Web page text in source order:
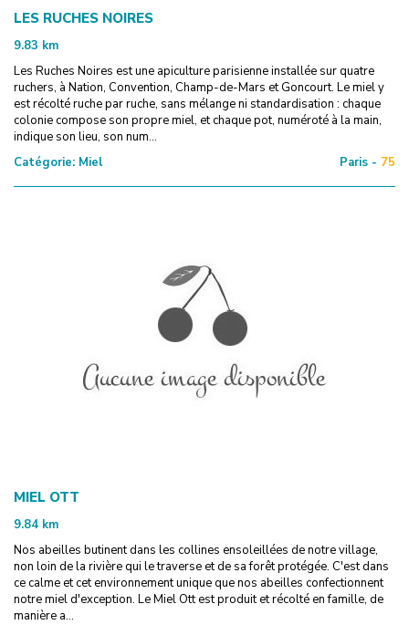
LES RUCHES NOIRES
9.83 km
Les Ruches Noires est une apiculture parisienne installée sur quatre
ruchers, à Nation, Convention, Champ-de-Mars et Goncourt. Le miel y
est récolté ruche par ruche, sans mélange ni standardisation : chaque
colonie compose son propre miel, et chaque pot, numéroté à la main,
indique son lieu, son num...
Catégorie: Miel Paris - 75
MIEL OTT
9.84 km
Nos abeilles butinent dans les collines ensoleillées de notre village,
non loin de la rivière qui le traverse et de sa forêt protégée. C'est dans
ce calme et cet environnement unique que nos abeilles confectionnent
notre miel d'exception. Le Miel Ott est produit et récolté en famille, de
manière a...